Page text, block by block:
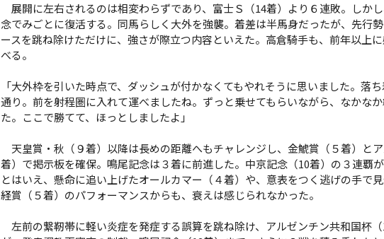
展開に左右されるのは相変わらずであり、富士Ｓ（14着）より６連敗。しか
念でみごとに復活する。同馬らしく大外を強襲。着差は半馬身だったが、先行
ースを跳ね除けただけに、強さが際立つ内容といえた。高倉騎手も、前年以上
べる。
「大外枠を引いた時点で、ダッシュが付かなくてもやれそうに思いました。落
通り。前を射程圏に入れて運べましたね。ずっと乗せてもらいながら、なかな
た。ここで勝てて、ほっとしましたよ」
天皇賞・秋（９着）以降は長めの距離へもチャレンジし、金鯱賞（５着）と
着）で掲示板を確保。鳴尾記念は３着に前進した。中京記念（10着）の３連覇
とはいえ、懸命に追い上げたオールカマー（４着）や、意表をつく逃げの手で
経賞（５着）のパフォーマンスからも、衰えは感じられなかった。
左前の繋靭帯に軽い炎症を発症する誤算を跳ね除け、アルゼンチン共和国杯